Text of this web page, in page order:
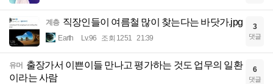
계층 직장인들이 여름철 많이 찾는다는 바닷가.jpg
Earth Lv.96 조회 1251 21:39
3
댓글
유머 출장가서 이쁜이들 만나고 평가하는 것도 업무의 일환
이라는 사람
6
댓글